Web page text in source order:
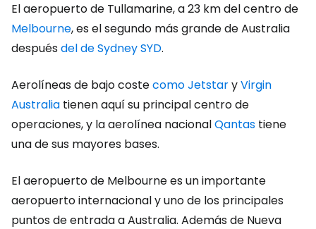
El aeropuerto de Tullamarine, a 23 km del centro de
Melbourne, es el segundo más grande de Australia
despuésdel de Sydney SYD.
Aerolíneas de bajo costecomo JetstaryVirgin
Australia tienen aquí su principal centro de
operaciones, y la aerolínea nacionalQantas tiene
una de sus mayores bases.
El aeropuerto de Melbourne es un importante
aeropuerto internacional y uno de los principales
puntos de entrada a Australia. Además de Nueva